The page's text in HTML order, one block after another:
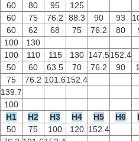
60 80 95
125
60 75 76.2 88.3 90 93
60 62 68 75 76.2 80
100
130
100 110 115 130 147.5152.4
50 60 63.5 70 76.2 90
75 76.2 101.6152.4
139.7
100
H1 H2 H3 H4 H5 H6
50 75 100 120 152.4